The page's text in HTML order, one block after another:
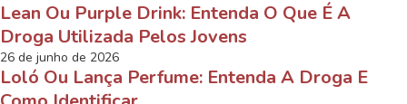
Lean Ou Purple Drink: Entenda O Que É A
Droga Utilizada Pelos Jovens
26 de junho de 2026
Loló Ou Lança Perfume: Entenda A Droga E